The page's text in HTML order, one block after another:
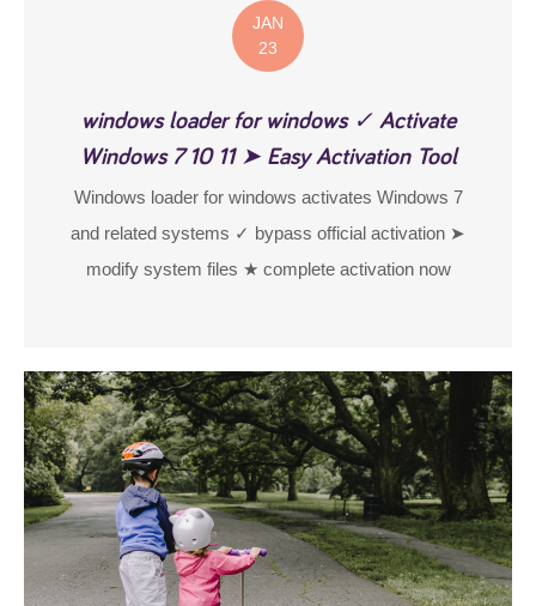
JAN
23
windows loader for windows ✓ Activate
Windows 7 10 11 ➤ Easy Activation Tool
Windows loader for windows activates Windows 7
and related systems ✓ bypass official activation ➤
modify system files ★ complete activation now